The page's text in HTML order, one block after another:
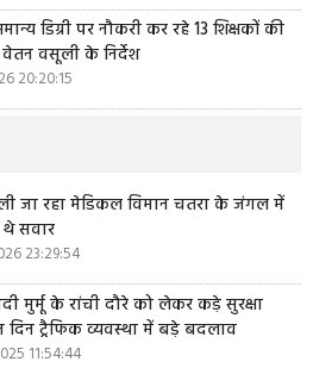
डिग्री पर नौकरी कर रहे 13 शिक्षकों की
वेतन वसूली के निर्देश
20:20:15
जा रहा मेडिकल विमान चतरा के जंगल में
सवार
23:29:54
मुर्मू के रांची दौरे को लेकर कड़े सुरक्षा
दिन ट्रैफिक व्यवस्था में बड़े बदलाव
11:54:44